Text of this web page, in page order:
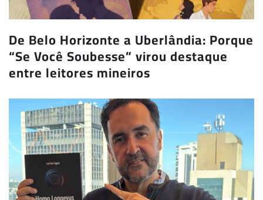
De Belo Horizonte a Uberlândia: Porque
“Se Você Soubesse” virou destaque
entre leitores mineiros